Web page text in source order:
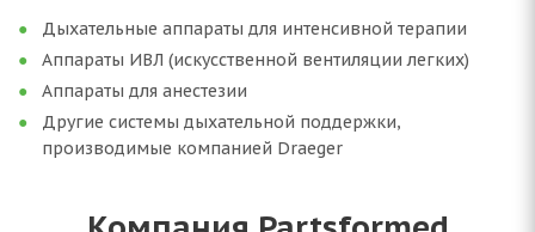
Дыхательные аппараты для интенсивной терапии
Аппараты ИВЛ (искусственной вентиляции легких)
Аппараты для анестезии
Другие системы дыхательной поддержки,
производимые компанией Draeger